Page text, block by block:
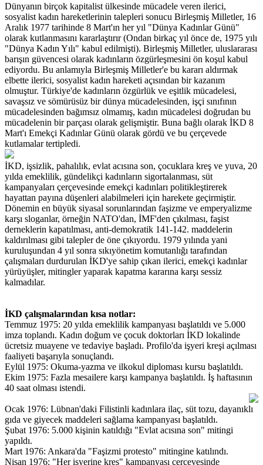
Dünyanın birçok kapitalist ülkesinde mücadele veren ilerici,
sosyalist kadın hareketlerinin talepleri sonucu Birleşmiş Milletler, 16
Aralık 1977 tarihinde 8 Mart'ın her yıl "Dünya Kadınlar Günü"
olarak kutlanmasını kararlaştırır (Ondan birkaç yıl önce de, 1975 yılı
"Dünya Kadın Yılı" kabul edilmişti). Birleşmiş Milletler, uluslararası
barışın güvencesi olarak kadınların özgürleşmesini ön koşul kabul
ediyordu. Bu anlamıyla Birleşmiş Milletler'e bu kararı aldırmak
elbette ilerici, sosyalist kadın hareketi açısından bir kazanım
olmuştur. Türkiye'de kadınların özgürlük ve eşitlik mücadelesi,
savaşsız ve sömürüsüz bir dünya mücadelesinden, işçi sınıfının
mücadelesinden bağımsız olmamış, kadın mücadelesi doğrudan bu
mücadelenin bir parçası olarak gelişmiştir. Buna bağlı olarak İKD 8
Mart'ı Emekçi Kadınlar Günü olarak gördü ve bu çerçevede
kutlamalar tertipledi.
İKD, işsizlik, pahalılık, evlat acısına son, çocuklara kreş ve yuva, 20
yılda emeklilik, gündelikçi kadınların sigortalanması, süt
kampanyaları çerçevesinde emekçi kadınları politikleştirerek
hayattan payına düşenleri alabilmeleri için harekete geçirmiştir.
Dönemin en büyük siyasal sorunlarından faşizme ve emperyalizme
karşı sloganlar, örneğin NATO'dan, İMF'den çıkılması, faşist
derneklerin kapatılması, anti-demokratik 141-142. maddelerin
kaldırılması gibi talepler de öne çıkıyordu. 1979 yılında yani
kuruluşundan 4 yıl sonra sıkıyönetim komutanlığı tarafından
çalışmaları durdurulan İKD'ye sahip çıkan ilerici, emekçi kadınlar
yürüyüşler, mitingler yaparak kapatma kararına karşı sessiz
kalmadılar.
İKD çalışmalarından kısa notlar:
Temmuz 1975: 20 yılda emeklilik kampanyası başlatıldı ve 5.000
imza toplandı. Kadın doğum ve çocuk doktorları İKD lokalinde
ücretsiz muayene ve tedaviye başladı. Profilo'da işyeri kreşi açılması
faaliyeti başarıyla sonuçlandı.
Eylül 1975: Okuma-yazma ve ilkokul diploması kursu başlatıldı.
Ekim 1975: Fazla mesailere karşı kampanya başlatıldı. İş haftasının
40 saat olması istendi.
Ocak 1976: Lübnan'daki Filistinli kadınlara ilaç, süt tozu, dayanıklı
gıda ve giyecek maddeleri sağlama kampanyası başlatıldı.
Şubat 1976: 5.000 kişinin katıldığı "Evlat acısına son" mitingi
yapıldı.
Mart 1976: Ankara'da "Faşizmi protesto" mitingine katılındı.
Nisan 1976: "Her işyerine kreş" kampanyası çerçevesinde